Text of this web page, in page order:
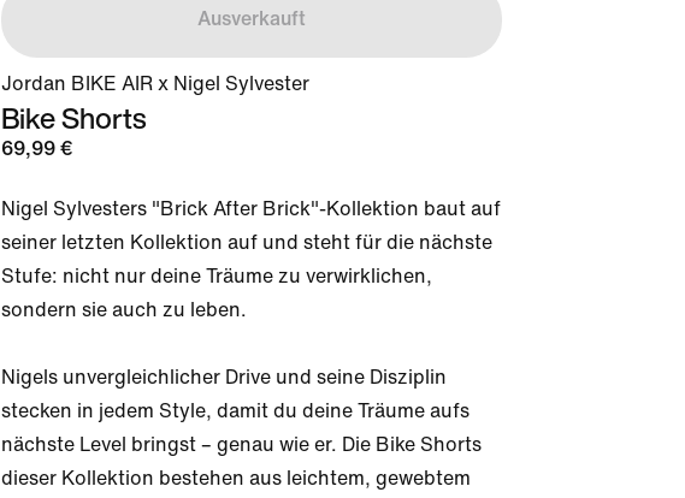
Ausverkauft
Jordan BIKE AIR x Nigel Sylvester
Bike Shorts
69,99 €
Nigel Sylvesters "Brick After Brick"-Kollektion baut auf
seiner letzten Kollektion auf und steht für die nächste
Stufe: nicht nur deine Träume zu verwirklichen,
sondern sie auch zu leben.
Nigels unvergleichlicher Drive und seine Disziplin
stecken in jedem Style, damit du deine Träume aufs
nächste Level bringst – genau wie er. Die Bike Shorts
dieser Kollektion bestehen aus leichtem, gewebtem